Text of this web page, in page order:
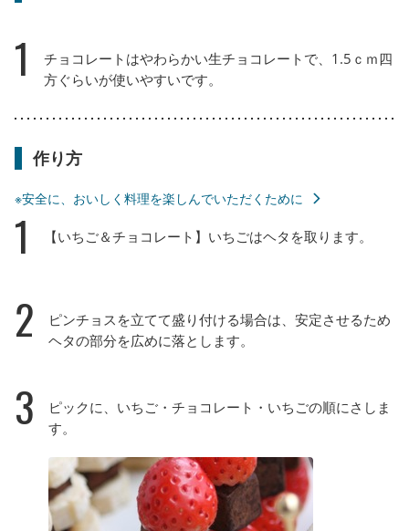
1
チョコレートはやわらかい生チョコレートで、1.5ｃｍ四
方ぐらいが使いやすいです。
作り方
※安全に、おいしく料理を楽しんでいただくために
1 【いちご＆チョコレート】いちごはヘタを取ります。
2
ピンチョスを立てて盛り付ける場合は、安定させるため
ヘタの部分を広めに落とします。
3
ピックに、いちご・チョコレート・いちごの順にさしま
す。